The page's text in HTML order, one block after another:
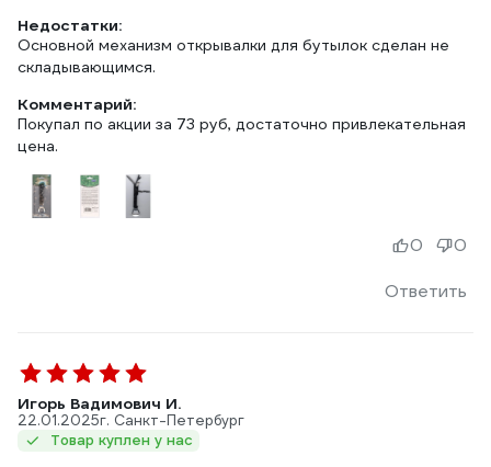
Недостатки:
Основной механизм открывалки для бутылок сделан не
складывающимся.
Комментарий:
Покупал по акции за 73 руб, достаточно привлекательная
цена.
Ответить
0 0
Игорь Вадимович И.
22.01.2025г. Санкт-Петербург
Товар куплен у нас